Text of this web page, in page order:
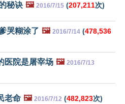
秘诀 🖼️ 2016/7/15 (207,211次)
哭糊涂了 🖼️ 2016/7/14 (478,536
医院是屠宰场 🖼️ 2016/7/13
老命 🖼️ 2016/7/12 (482,823次)